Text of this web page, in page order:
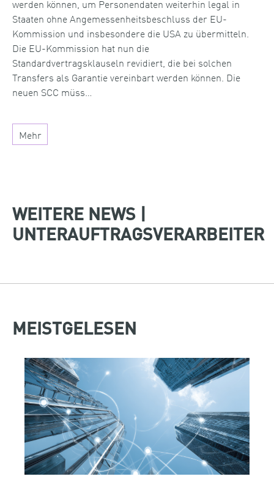
werden können, um Personendaten weiterhin legal in
Staaten ohne Angemessenheitsbeschluss der EU-
Kommission und insbesondere die USA zu übermitteln.
Die EU-Kommission hat nun die
Standardvertragsklauseln revidiert, die bei solchen
Transfers als Garantie vereinbart werden können. Die
neuen SCC müss…
Mehr
WEITERE NEWS |
UNTERAUFTRAGSVERARBEITER
MEISTGELESEN